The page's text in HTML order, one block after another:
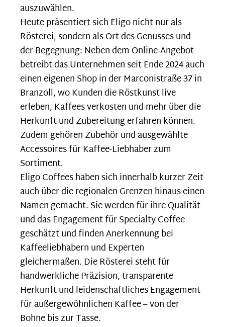
auszuwählen.
Heute präsentiert sich Eligo nicht nur als
Rösterei, sondern als Ort des Genusses und
der Begegnung: Neben dem Online-Angebot
betreibt das Unternehmen seit Ende 2024 auch
einen eigenen Shop in der Marconistraße 37 in
Branzoll, wo Kunden die Röstkunst live
erleben, Kaffees verkosten und mehr über die
Herkunft und Zubereitung erfahren können.
Zudem gehören Zubehör und ausgewählte
Accessoires für Kaffee-Liebhaber zum
Sortiment.
Eligo Coffees haben sich innerhalb kurzer Zeit
auch über die regionalen Grenzen hinaus einen
Namen gemacht. Sie werden für ihre Qualität
und das Engagement für Specialty Coffee
geschätzt und finden Anerkennung bei
Kaffeeliebhabern und Experten
gleichermaßen. Die Rösterei steht für
handwerkliche Präzision, transparente
Herkunft und leidenschaftliches Engagement
für außergewöhnlichen Kaffee – von der
Bohne bis zur Tasse.